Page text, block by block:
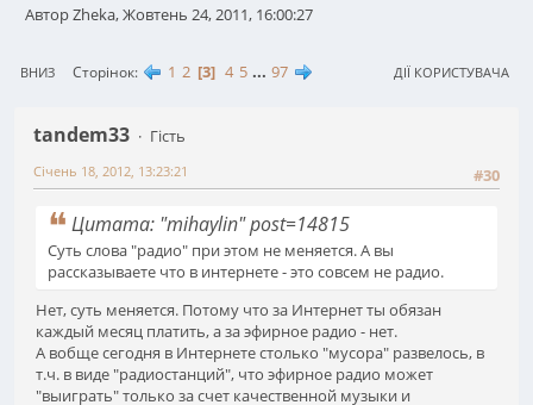
Автор Zheka, Жовтень 24, 2011, 16:00:27
ВНИЗ Сторінок 1 2 3 4 5 ... 97 ДІЇ КОРИСТУВАЧА
tandem33
Гість
#30
Січень 18, 2012, 13:23:21
Цитата: "mihaylin" post=14815
Суть слова "радио" при этом не меняется. А вы
рассказываете что в интернете - это совсем не радио.
Нет, суть меняется. Потому что за Интернет ты обязан
каждый месяц платить, а за эфирное радио - нет.
А вобще сегодня в Интернете столько "мусора" развелось, в
т.ч. в виде "радиостанций", что эфирное радио может
"выиграть" только за счет качественной музыки и